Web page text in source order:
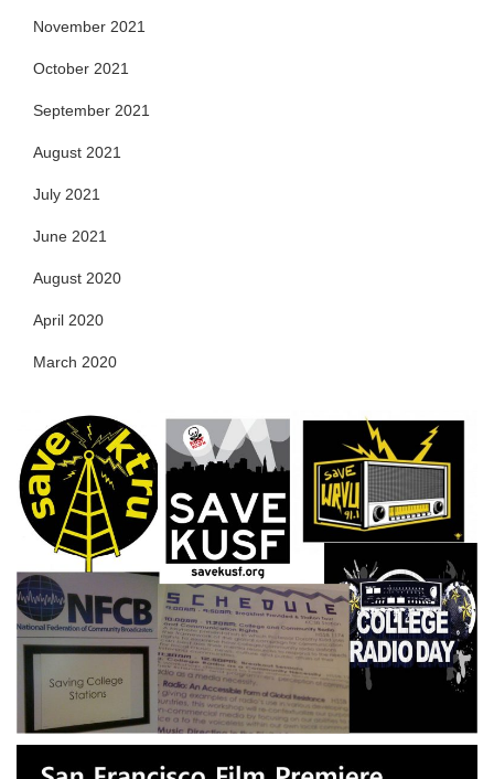
November 2021
October 2021
September 2021
August 2021
July 2021
June 2021
August 2020
April 2020
March 2020